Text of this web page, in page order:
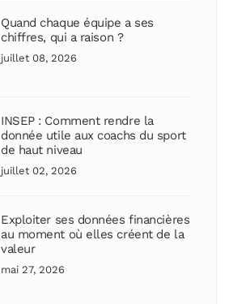
Quand chaque équipe a ses
chiffres, qui a raison ?
juillet 08, 2026
INSEP : Comment rendre la
donnée utile aux coachs du sport
de haut niveau
juillet 02, 2026
Exploiter ses données financières
au moment où elles créent de la
valeur
mai 27, 2026